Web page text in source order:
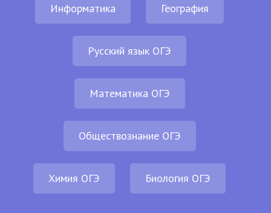
Информатика География
Русский язык ОГЭ
Математика ОГЭ
Обществознание ОГЭ
Химия ОГЭ Биология ОГЭ